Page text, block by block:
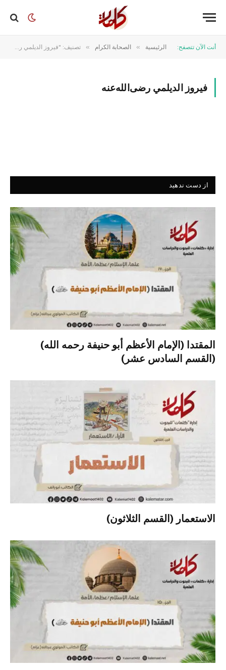
أنت الآن تتصفح: الرئيسية » الصحابة الكرام » تصنيف: "فیروز الدیلمي رضی‌الله‌عنه"
فیروز الدیلمي رضی‌الله‌عنه
از دست ندهید
المقتدا (الإمام الأعظم أبو حنيفة رحمه الله)
(القسم السادس عشر)
الاستعمار (القسم الثلاثون)